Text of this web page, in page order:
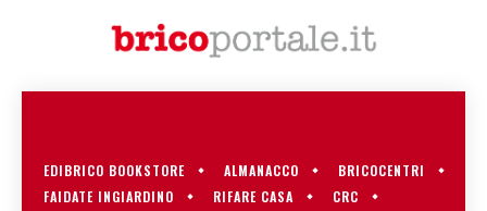
EDIBRICO BOOKSTORE ALMANACCO
BRICOCENTRI
FAIDATE INGIARDINO
RIFARE CASA CRC